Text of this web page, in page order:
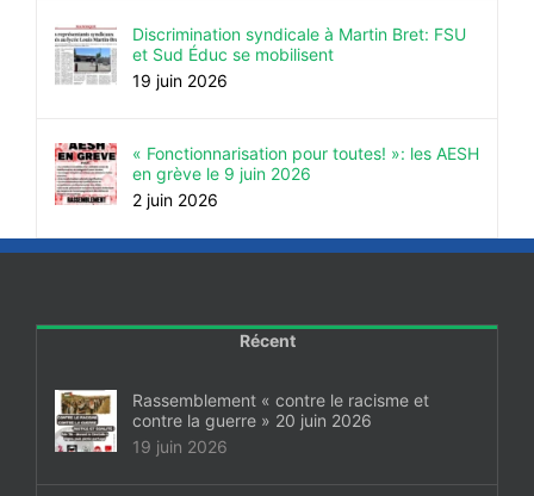
Discrimination syndicale à Martin Bret: FSU
et Sud Éduc se mobilisent
19 juin 2026
« Fonctionnarisation pour toutes! »: les AESH
en grève le 9 juin 2026
2 juin 2026
Récent
Rassemblement « contre le racisme et
contre la guerre » 20 juin 2026
19 juin 2026